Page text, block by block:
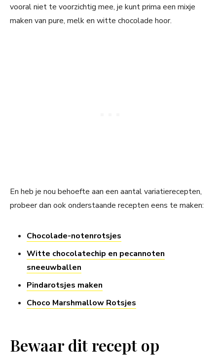
vooral niet te voorzichtig mee, je kunt prima een mixje
maken van pure, melk en witte chocolade hoor.
En heb je nou behoefte aan een aantal variatierecepten,
probeer dan ook onderstaande recepten eens te maken:
Chocolade-notenrotsjes
Witte chocolatechip en pecannoten
sneeuwballen
Pindarotsjes maken
Choco Marshmallow Rotsjes
Bewaar dit recept op